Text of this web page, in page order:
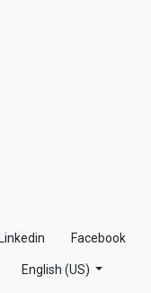
Linkedin Facebook
English (US)